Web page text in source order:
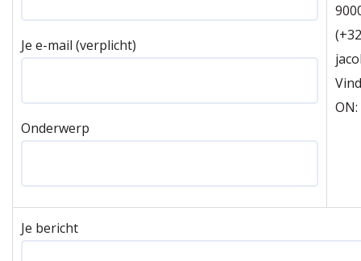
Je e-mail (verplicht)
Onderwerp
Je bericht